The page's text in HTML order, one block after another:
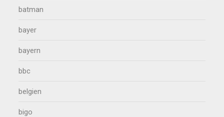
batman
bayer
bayern
bbc
belgien
bigo